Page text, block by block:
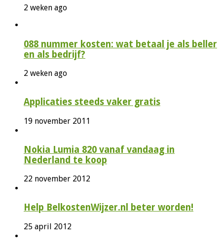
2 weken ago
088 nummer kosten: wat betaal je als beller
en als bedrijf?
2 weken ago
Applicaties steeds vaker gratis
19 november 2011
Nokia Lumia 820 vanaf vandaag in
Nederland te koop
22 november 2012
Help BelkostenWijzer.nl beter worden!
25 april 2012